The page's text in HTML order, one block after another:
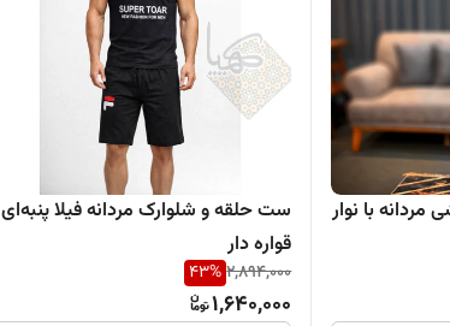
با نوار
ست حلقه و شلوارک مردانه فیلا پنبه‌ای
قواره دار
2,894,000
43%
1,640,000